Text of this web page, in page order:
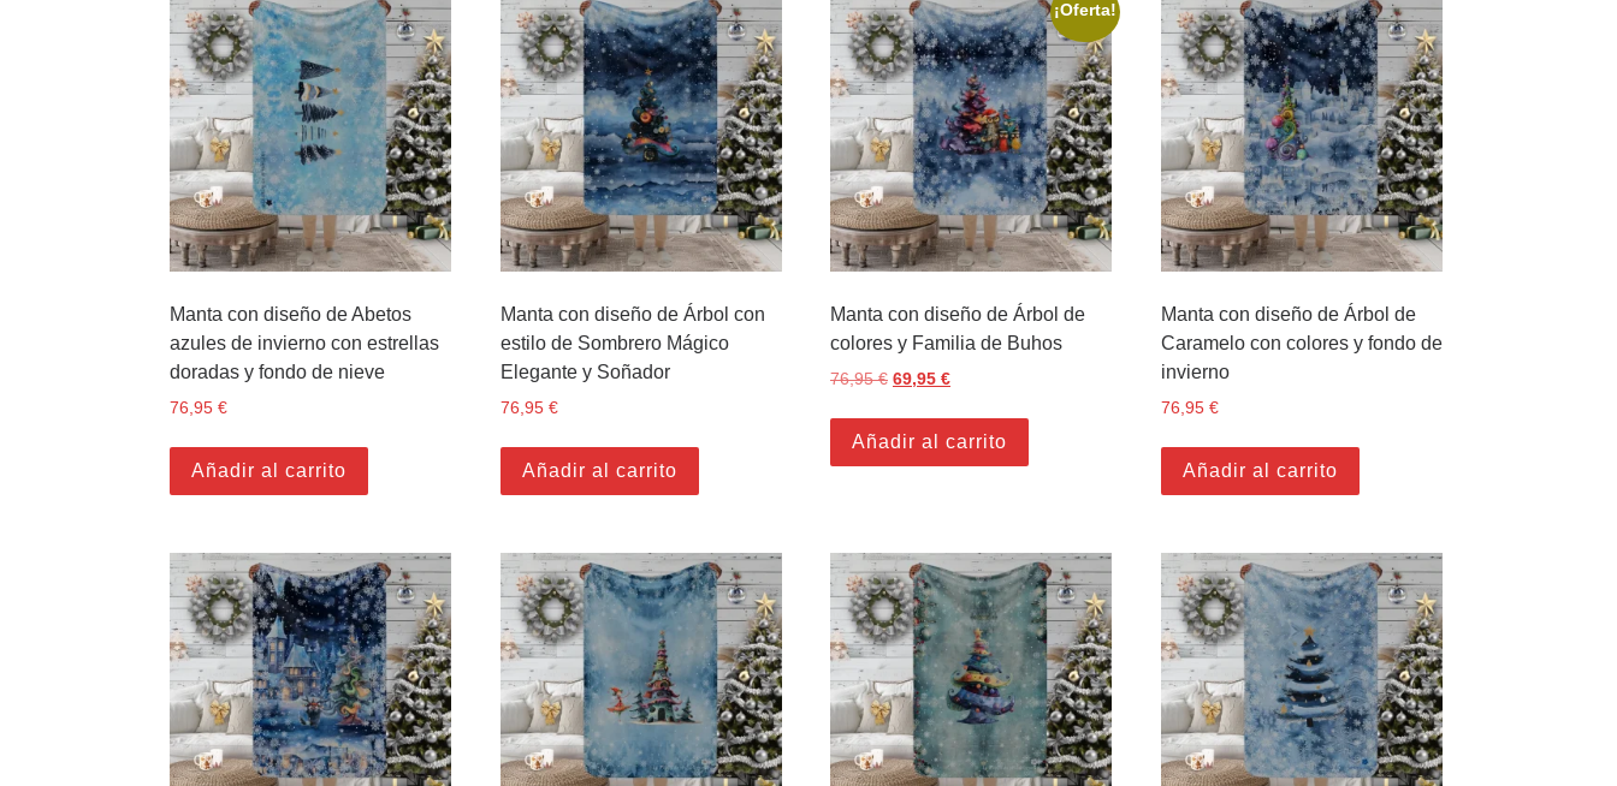
Manta con diseño de Abetos
azules de invierno con estrellas
doradas y fondo de nieve
76,95 €
Añadir al carrito
Manta con diseño de Árbol con
estilo de Sombrero Mágico
Elegante y Soñador
76,95 €
Añadir al carrito
¡Oferta!
Manta con diseño de Árbol de
colores y Familia de Buhos
76,95€ El precio original era: 76,95 €.
69,95 €
Añadir al carrito
Manta con diseño de Árbol de
Caramelo con colores y fondo de
invierno
76,95 €
Añadir al carrito